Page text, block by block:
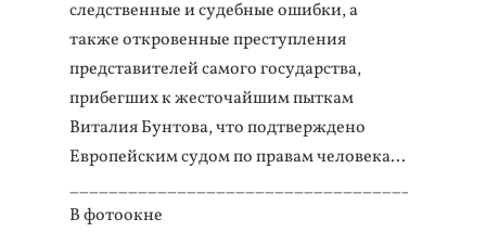
следственные и судебные ошибки, а
также откровенные преступления
представителей самого государства,
прибегших к жесточайшим пыткам
Виталия Бунтова, что подтверждено
Европейским судом по правам человека...
___________________________________
В фотоокне